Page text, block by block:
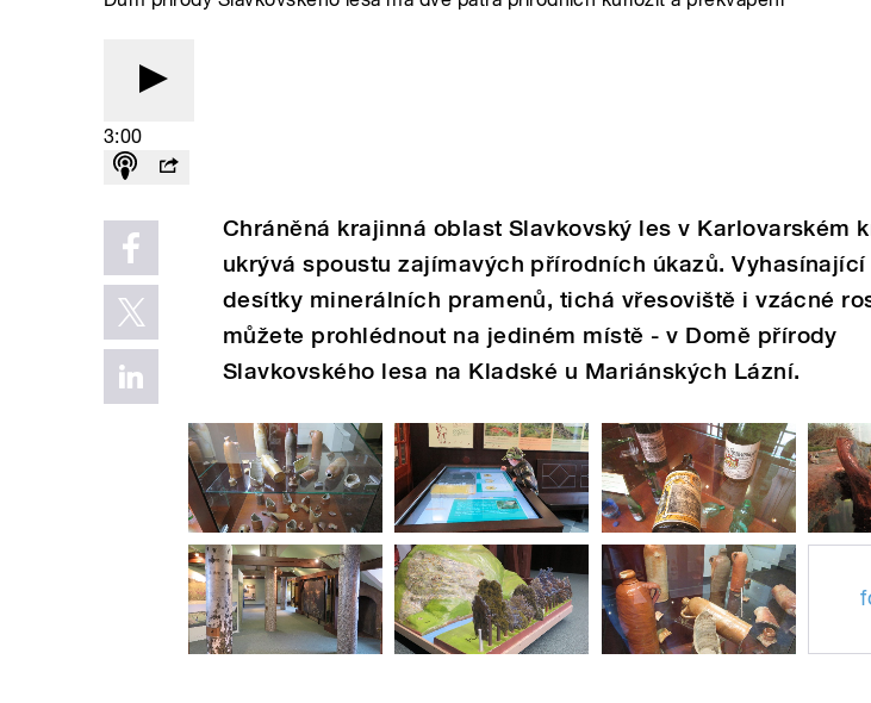
3:00
Chráněná krajinná oblast Slavkovský les v Karlovarském
ukrývá spoustu zajímavých přírodních úkazů. Vyhasínající
desítky minerálních pramenů, tichá vřesoviště i vzácné
můžete prohlédnout na jediném místě - v Domě přírody
Slavkovského lesa na Kladské u Mariánských Lázní.